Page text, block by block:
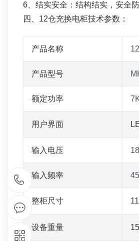
6、结实安全：结构结实，安全防
四、12仓充换电柜技术参数：
产品名称
产品型号
额定功率
用户界面
输入电压
输入频率
整柜尺寸
设备重量
1
5
9